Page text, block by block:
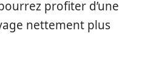
profiter d’une
nettement plus